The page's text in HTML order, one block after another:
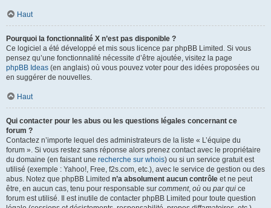
Haut
Pourquoi la fonctionnalité X n’est pas disponible ?
Ce logiciel a été développé et mis sous licence par phpBB Limited. Si vous
pensez qu’une fonctionnalité nécessite d’être ajoutée, visitez la page
phpBB Ideas (en anglais) où vous pouvez voter pour des idées proposées ou
en suggérer de nouvelles.
Haut
Qui contacter pour les abus ou les questions légales concernant ce
forum ?
Contactez n’importe lequel des administrateurs de la liste « L’équipe du
forum ». Si vous restez sans réponse alors prenez contact avec le propriétaire
du domaine (en faisant une recherche sur whois) ou si un service gratuit est
utilisé (exemple : Yahoo!, Free, f2s.com, etc.), avec le service de gestion ou des
abus. Notez que phpBB Limited n’a absolument aucun contrôle et ne peut
être, en aucun cas, tenu pour responsable sur comment, où ou par qui ce
forum est utilisé. Il est inutile de contacter phpBB Limited pour toute question